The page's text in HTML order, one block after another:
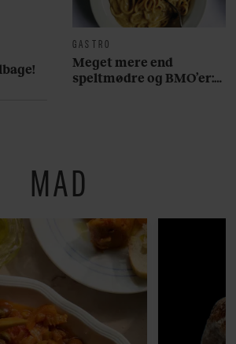
GASTRO
Meget mere end
speltmødre og BMO’er:
MAD